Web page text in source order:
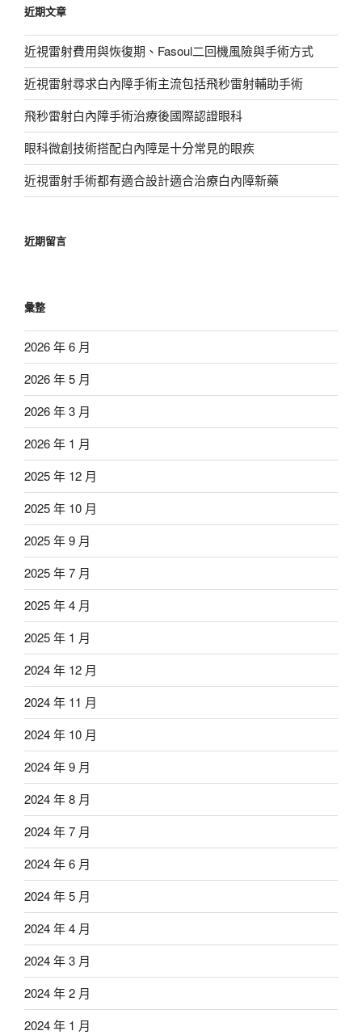
字:
近期文章
近視雷射費用與恢復期、Fasoul二回機風險與手術方式
近視雷射尋求白內障手術主流包括飛秒雷射輔助手術
飛秒雷射白內障手術治療後國際認證眼科
眼科微創技術搭配白內障是十分常見的眼疾
近視雷射手術都有適合設計適合治療白內障新藥
近期留言
彙整
2026 年 6 月
2026 年 5 月
2026 年 3 月
2026 年 1 月
2025 年 12 月
2025 年 10 月
2025 年 9 月
2025 年 7 月
2025 年 4 月
2025 年 1 月
2024 年 12 月
2024 年 11 月
2024 年 10 月
2024 年 9 月
2024 年 8 月
2024 年 7 月
2024 年 6 月
2024 年 5 月
2024 年 4 月
2024 年 3 月
2024 年 2 月
2024 年 1 月